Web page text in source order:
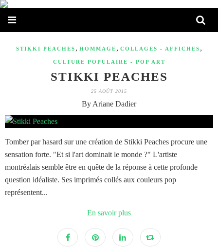
STIKKI PEACHES , HOMMAGE , COLLAGES - AFFICHES ,
CULTURE POPULAIRE - POP ART
STIKKI PEACHES
25 AOÛT 2015
By Ariane Dadier
Tomber par hasard sur une création de Stikki Peaches procure une
sensation forte. "Et si l'art dominait le monde ?" L'artiste
montréalais semble être en quête de la réponse à cette profonde
question idéaliste. Ses imprimés collés aux couleurs pop
représentent...
En savoir plus